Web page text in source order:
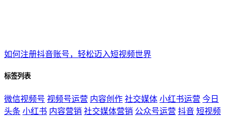
如何注册抖音账号，轻松迈入短视频世界
标签列表
微信视频号 视频号运营 内容创作 社交媒体 小红书运营 今日
头条 小红书 内容营销 社交媒体营销 公众号运营 抖音 短视频